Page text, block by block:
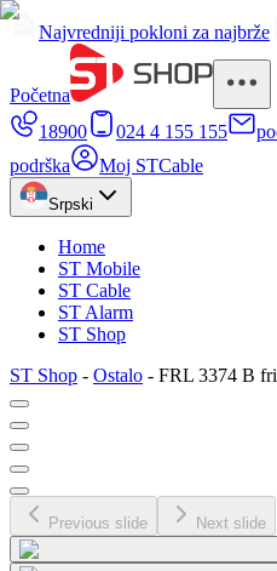
Najvredniji pokloni za najbrže
Početna
18900
024 4 155 155
podrška
Moj STCable
Srpski
Home
ST Mobile
ST Cable
ST Alarm
ST Shop
ST Shop - Ostalo - FRL 3374 B
Previous slide Next slide